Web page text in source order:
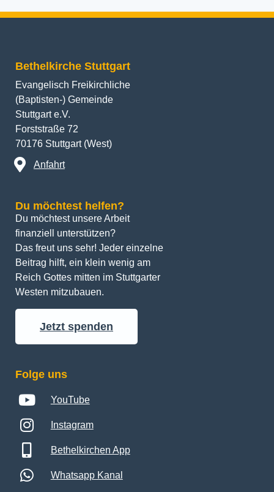
Bethelkirche Stuttgart
Evangelisch Freikirchliche
(Baptisten-) Gemeinde
Stuttgart e.V.
Forststraße 72
70176 Stuttgart (West)
Anfahrt
Du möchtest helfen?
Du möchtest unsere Arbeit
finanziell unterstützen?
Das freut uns sehr! Jeder einzelne
Beitrag hilft, ein klein wenig am
Reich Gottes mitten im Stuttgarter
Westen mitzubauen.
Jetzt spenden
Folge uns
YouTube
Instagram
Bethelkirchen App
Whatsapp Kanal